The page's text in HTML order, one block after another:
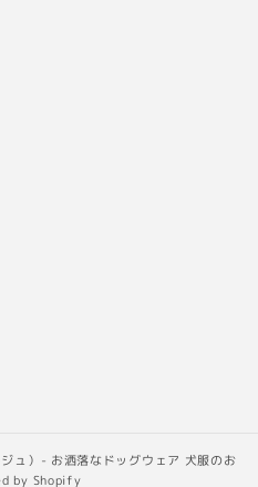
ュ）- お洒落なドッグウェア 犬服のお
by Shopify